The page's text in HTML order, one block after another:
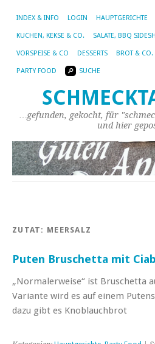
INDEX & INFO LOGIN HAUPTGERICHTE
KUCHEN, KEKSE & CO. SALATE, BBQ
VORSPEISE & CO DESSERTS BROT & CO.
PARTY FOOD SUCHE
…gefunden, gekocht, für
und hier
ZUTAT: MEERSALZ
Puten Bruschetta mit
„Normalerweise“ ist Bruschetta
Variante wird es auf einem
dazu gibt es Knoblauchbrot